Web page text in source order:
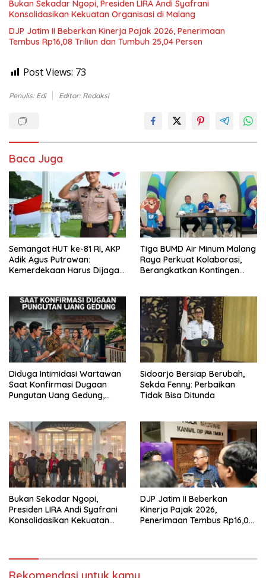
Bukan Sekadar Ngopi, Presiden LIRA Andi Syafrani
Konsolidasikan Kekuatan Organisasi di Malang
DJP Jatim II Beberkan Kinerja Pajak 2026, Penerimaan
Tembus Rp16,08 Triliun dan Tumbuh 25,04 Persen
Post Views: 73
Penulis: Edi Editor: Redaksi
Baca Juga
Semangat HUT ke-81 RI, AKP
Adik Agus Putrawan:
Kemerdekaan Harus Dijaga
Tiga BUMD Air Minum Malang
Raya Perkuat Kolaborasi,
Berangkatkan Kontingen
Diduga Intimidasi Wartawan
Saat Konfirmasi Dugaan
Pungutan Uang Gedung,
Buka suara
Sidoarjo Bersiap Berubah,
Sekda Fenny: Perbaikan
Tidak Bisa Ditunda
Bukan Sekadar Ngopi,
Presiden LIRA Andi Syafrani
Konsolidasikan Kekuatan
DJP Jatim II Beberkan
Kinerja Pajak 2026,
Penerimaan Tembus Rp16,08
Rekomendasi untuk kamu